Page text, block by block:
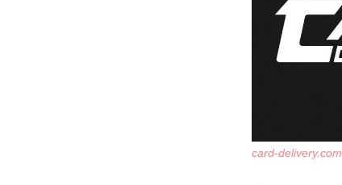
card-delivery.com